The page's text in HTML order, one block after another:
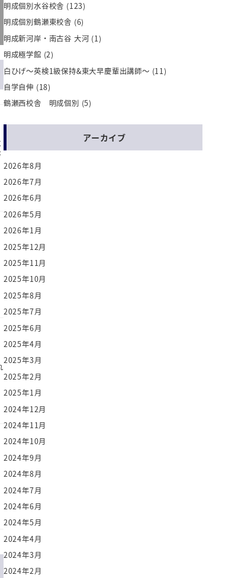
明成個別水谷校舎 (123)
明成個別鶴瀬東校舎 (6)
明成新河岸・南古谷 大河 (1)
明成極学館 (2)
白ひげ～英検1級保持&東大早慶輩出講師～ (11)
自学自伸 (18)
鶴瀬西校舎 明成個別 (5)
アーカイブ
2026年8月
2026年7月
2026年6月
2026年5月
2026年1月
2025年12月
2025年11月
2025年10月
2025年8月
2025年7月
2025年6月
2025年4月
2025年3月
2025年2月
2025年1月
2024年12月
2024年11月
2024年10月
2024年9月
2024年8月
2024年7月
2024年6月
2024年5月
2024年4月
2024年3月
2024年2月